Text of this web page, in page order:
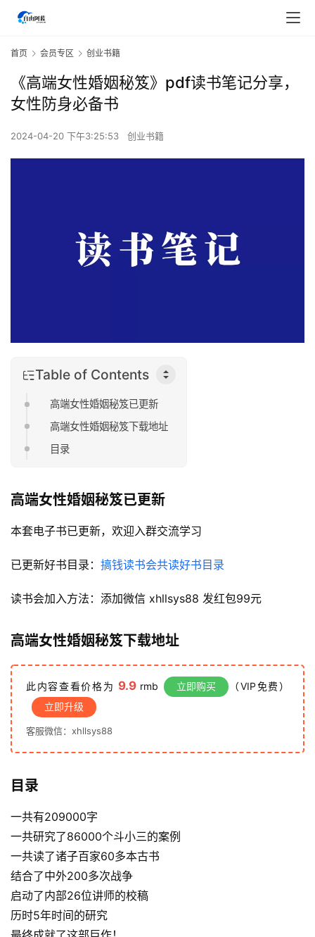
页
行
业
快
讯
开
眼
首页 会员专区 创业书籍
《高端女性婚姻秘笈》pdf读书笔记分享，
女性防身必备书
2024-04-20 下午3:25:53 创业书籍
Table of Contents
高端女性婚姻秘笈已更新
高端女性婚姻秘笈下载地址
目录
高端女性婚姻秘笈已更新
本套电子书已更新，欢迎入群交流学习
已更新好书目录： 搞钱读书会共读好书目录
读书会加入方法：添加微信 xhllsys88 发红包99元
高端女性婚姻秘笈下载地址
此内容查看价格为 9.9 rmb 立即购买
（VIP免费）
立即升级
客服微信：xhllsys88
目录
一共有209000字
一共研究了86000个斗小三的案例
一共读了诸子百家60多本古书
结合了中外200多次战争
启动了内部26位讲师的校稿
历时5年时间的研究